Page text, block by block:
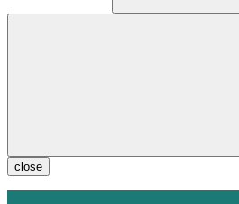
close